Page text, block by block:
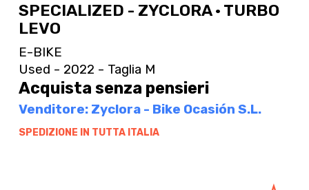
SPECIALIZED - ZYCLORA · TURBO
LEVO
E-BIKE
Used - 2022 - Taglia M
Acquista senza pensieri
Venditore: Zyclora - Bike Ocasión S.L.
SPEDIZIONE IN TUTTA ITALIA